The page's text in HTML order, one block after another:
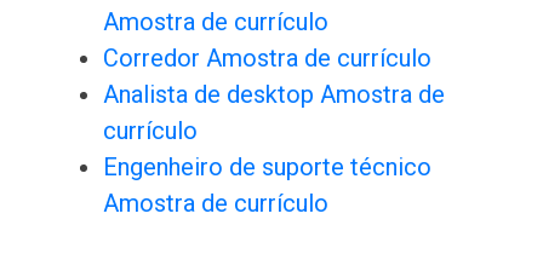
Amostra de currículo
Corredor Amostra de currículo
Analista de desktop Amostra de
currículo
Engenheiro de suporte técnico
Amostra de currículo